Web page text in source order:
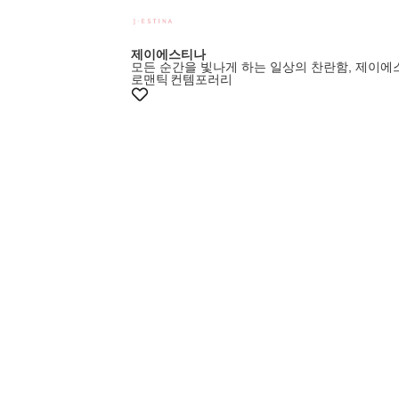
제이에스티나
모든 순간을 빛나게 하는 일상의 찬란함, 제이에
로맨틱 컨템포러리